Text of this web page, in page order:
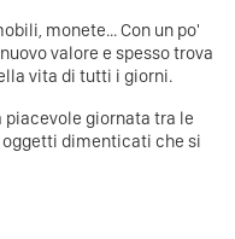
monete... Con un po'
valore e spesso trova
vita di tutti i giorni.
piacevole giornata tra le
oggetti dimenticati che si